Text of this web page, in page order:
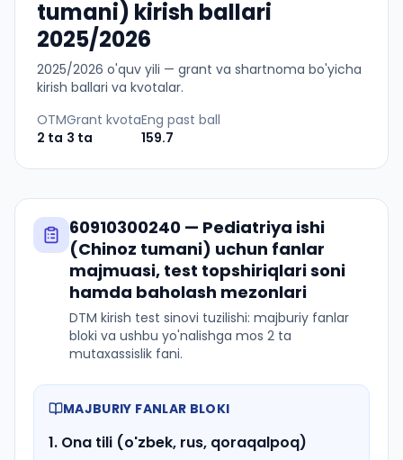
tumani) kirish ballari
2025/2026
2025/2026 o'quv yili — grant va shartnoma bo'yicha
kirish ballari va kvotalar.
OTM
2 ta
Grant kvota
3 ta
Eng past ball
159.7
60910300240 — Pediatriya ishi
(Chinoz tumani) uchun fanlar
majmuasi, test topshiriqlari soni
hamda baholash mezonlari
DTM kirish test sinovi tuzilishi: majburiy fanlar
bloki va ushbu yo'nalishga mos 2 ta
mutaxassislik fani.
MAJBURIY FANLAR BLOKI
1. Ona tili (o'zbek, rus, qoraqalpoq)